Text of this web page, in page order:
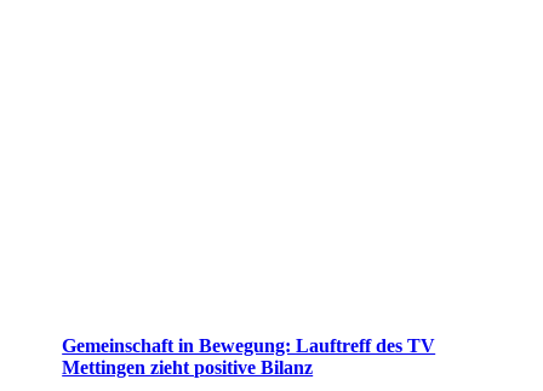
Gemeinschaft in Bewegung: Lauftreff des TV
Mettingen zieht positive Bilanz